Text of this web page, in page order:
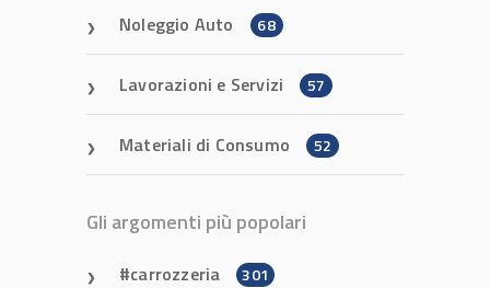
Noleggio Auto 68
Lavorazioni e Servizi 57
Materiali di Consumo 52
Gli argomenti più popolari
carrozzeria 301